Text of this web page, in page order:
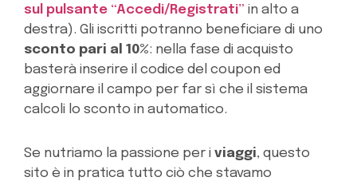
sul pulsante “Accedi/Registrati” in alto a
destra). Gli iscritti potranno beneficiare di uno
sconto pari al 10%: nella fase di acquisto
basterà inserire il codice del coupon ed
aggiornare il campo per far sì che il sistema
calcoli lo sconto in automatico.
Se nutriamo la passione per i viaggi, questo
sito è in pratica tutto ciò che stavamo